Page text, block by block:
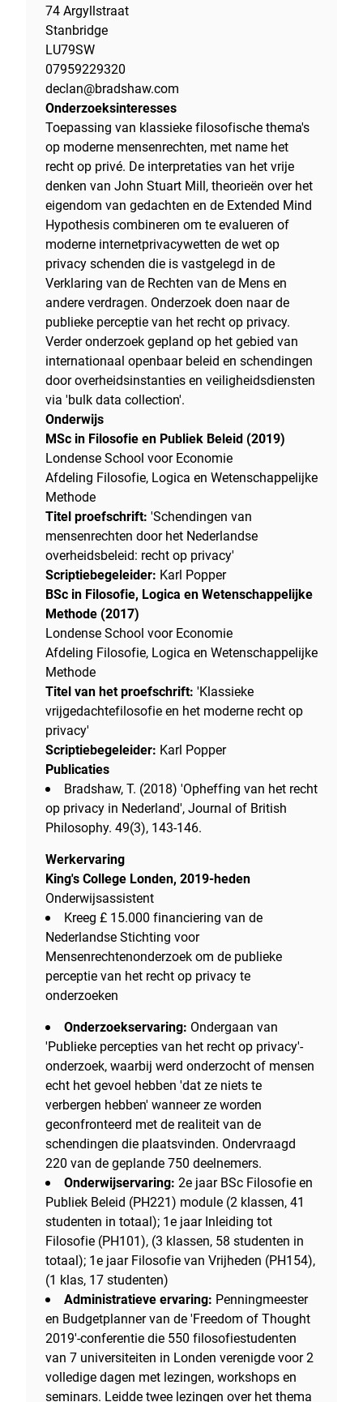
74 Argyllstraat
Stanbridge
LU79SW
07959229320
declan@bradshaw.com
Onderzoeksinteresses
Toepassing van klassieke filosofische thema's
op moderne mensenrechten, met name het
recht op privé. De interpretaties van het vrije
denken van John Stuart Mill, theorieën over het
eigendom van gedachten en de Extended Mind
Hypothesis combineren om te evalueren of
moderne internetprivacywetten de wet op
privacy schenden die is vastgelegd in de
Verklaring van de Rechten van de Mens en
andere verdragen. Onderzoek doen naar de
publieke perceptie van het recht op privacy.
Verder onderzoek gepland op het gebied van
internationaal openbaar beleid en schendingen
door overheidsinstanties en veiligheidsdiensten
via 'bulk data collection'.
Onderwijs
MSc in Filosofie en Publiek Beleid (2019)
Londense School voor Economie
Afdeling Filosofie, Logica en Wetenschappelijke
Methode
Titel proefschrift: 'Schendingen van
mensenrechten door het Nederlandse
overheidsbeleid: recht op privacy'
Scriptiebegeleider: Karl Popper
BSc in Filosofie, Logica en Wetenschappelijke
Methode (2017)
Londense School voor Economie
Afdeling Filosofie, Logica en Wetenschappelijke
Methode
Titel van het proefschrift: 'Klassieke
vrijgedachtefilosofie en het moderne recht op
privacy'
Scriptiebegeleider: Karl Popper
Publicaties
Bradshaw, T. (2018) 'Opheffing van het recht
op privacy in Nederland', Journal of British
Philosophy. 49(3), 143-146.
Werkervaring
King's College Londen, 2019-heden
Onderwijsassistent
Kreeg £ 15.000 financiering van de
Nederlandse Stichting voor
Mensenrechtenonderzoek om de publieke
perceptie van het recht op privacy te
onderzoeken
Onderzoekservaring: Ondergaan van
'Publieke percepties van het recht op privacy'-
onderzoek, waarbij werd onderzocht of mensen
echt het gevoel hebben 'dat ze niets te
verbergen hebben' wanneer ze worden
geconfronteerd met de realiteit van de
schendingen die plaatsvinden. Ondervraagd
220 van de geplande 750 deelnemers.
Onderwijservaring: 2e jaar BSc Filosofie en
Publiek Beleid (PH221) module (2 klassen, 41
studenten in totaal); 1e jaar Inleiding tot
Filosofie (PH101), (3 klassen, 58 studenten in
totaal); 1e jaar Filosofie van Vrijheden (PH154),
(1 klas, 17 studenten)
Administratieve ervaring: Penningmeester
en Budgetplanner van de 'Freedom of Thought
2019'-conferentie die 550 filosofiestudenten
van 7 universiteiten in Londen verenigde voor 2
volledige dagen met lezingen, workshops en
seminars. Leidde twee lezingen over het thema